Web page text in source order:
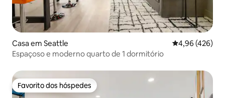
Casa em Seattle Classificação
4,96 (426)
Espaçoso e moderno quarto de 1 dormitório
Favorito dos hóspedes
Favorito dos hóspedes